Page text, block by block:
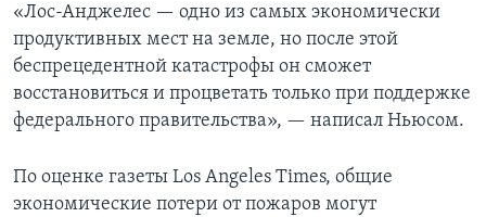
«Лос-Анджелес — одно из самых экономически
продуктивных мест на земле, но после этой
беспрецедентной катастрофы он сможет
восстановиться и процветать только при поддержке
федерального правительства», — написал Ньюсом.
По оценке газеты Los Angeles Times, общие
экономические потери от пожаров могут